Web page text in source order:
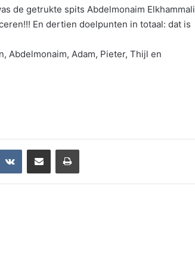
de getrukte spits Abdelmonaim Elkhammali
En dertien doelpunten in totaal: dat is
Abdelmonaim, Adam, Pieter, Thijl en
VKontakteShare via Email Print